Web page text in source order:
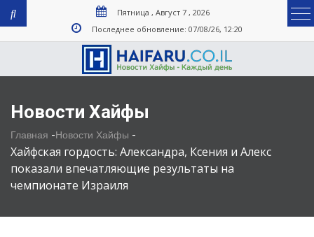
Пятница , Август 7 , 2026
Последнее обновление: 07/08/26, 12:20
Новости Хайфы
Главная -Новости Хайфы -
Хайфская гордость: Александра, Ксения и Алекс
показали впечатляющие результаты на
чемпионате Израиля